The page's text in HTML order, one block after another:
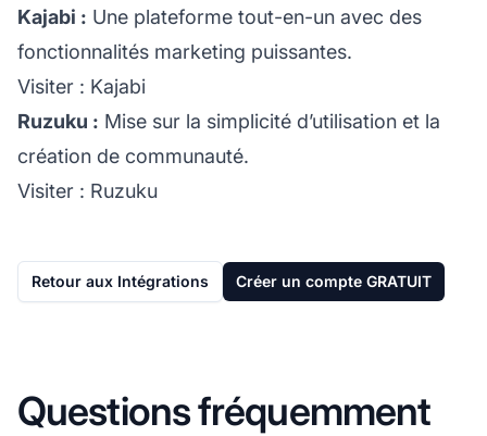
Kajabi : Une plateforme tout-en-un avec des
fonctionnalités marketing puissantes.
Visiter : Kajabi
Ruzuku : Mise sur la simplicité d’utilisation et la
création de communauté.
Visiter : Ruzuku
Retour aux Intégrations Créer un compte GRATUIT
Questions fréquemment